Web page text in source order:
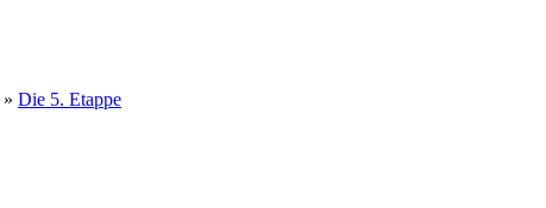
» Die 5. Etappe